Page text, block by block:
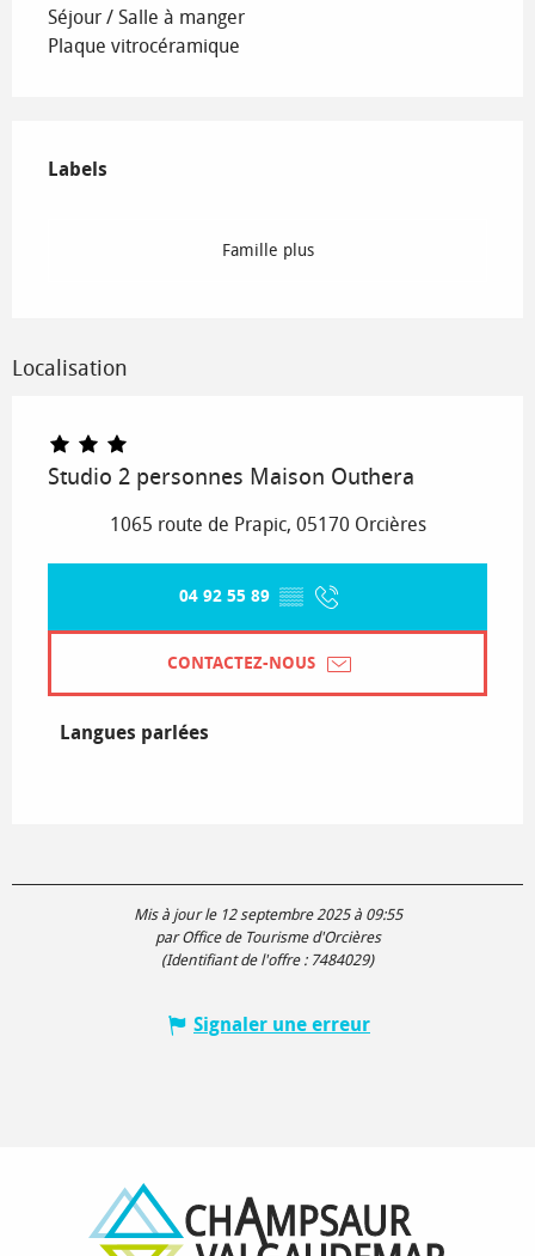
Séjour / Salle à manger
Plaque vitrocéramique
Labels
Labels
Famille plus
Localisation
Studio 2 personnes Maison Outhera
1065 route de Prapic, 05170 Orcières
04 92 55 89 ▒▒
CONTACTEZ-NOUS
Langues parlées
Langues parlées
Mis à jour le 12 septembre 2025 à 09:55
par Office de Tourisme d'Orcières
(Identifiant de l'offre : 7484029)
Signaler une erreur